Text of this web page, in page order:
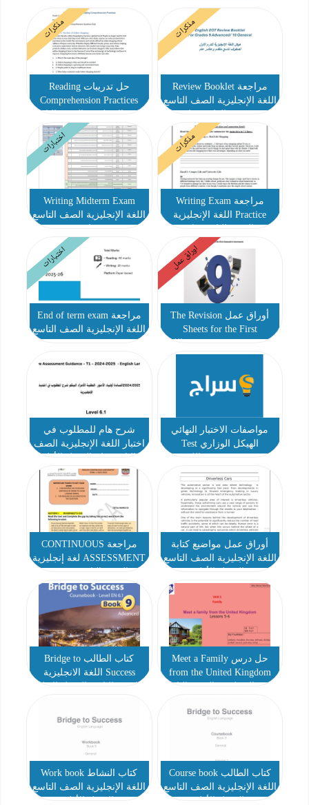
متقدم
مذكرات
مراجعة Review Booklet
اللغة الإنجليزية الصف التاسع
مذكرات
حل تدريبات Reading
Comprehension Practices
عام
مذكرات
مراجعة Writing Exam
Practice اللغة الإنجليزية
اختبارات
Writing Midterm Exam
اللغة الإنجليزية الصف التاسع
اوراق عمل
أوراق عمل The Revision
Sheets for the First
الإنجليزية الصف التاسع عام
اختبارات
مراجعة End of term exam
اللغة الإنجليزية الصف التاسع
مواصفات الاختبار النهائي
الهيكل الوزاري Test
الإنجليزية الصف التاسع إلى
الثاني عشر الفصل الدراسي
الأول 2025-2026
شرح هام للمطلوب في
اختبار اللغة الإنجليزية الصف
أوراق عمل مواضيع كتابة
اللغة الإنجليزية الصف التاسع
مراجعة CONTINUOUS
ASSESSMENT لغة إنجليزية
حل درس Meet a Family
from the United Kingdom
كتاب الطالب Bridge to
Success اللغة الانجليزية
كتاب الطالب Course book
اللغة الإنجليزية الصف التاسع
كتاب النشاط Work book
اللغة الإنجليزية الصف التاسع